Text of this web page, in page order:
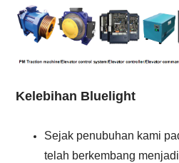
Kelebihan Bluelight
Sejak penubuhan kami
telah berkembang